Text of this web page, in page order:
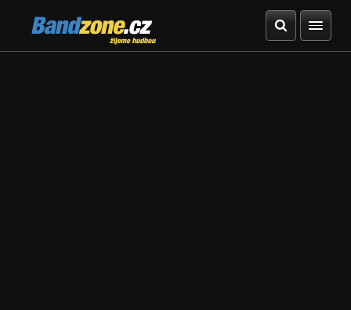
Bandzone.cz
žijeme hudbou